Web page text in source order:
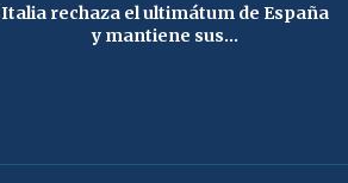
Italia rechaza el ultimátum de España
y mantiene sus...